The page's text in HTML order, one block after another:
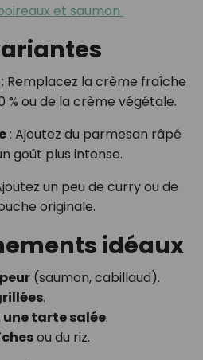
et saumon
Remplacez la crème fraîche
ou de la crème végétale.
: Ajoutez du parmesan râpé
goût plus intense.
un peu de curry ou de
originale.
idéaux
(saumon, cabillaud).
.
une tarte salée.
ou du riz.